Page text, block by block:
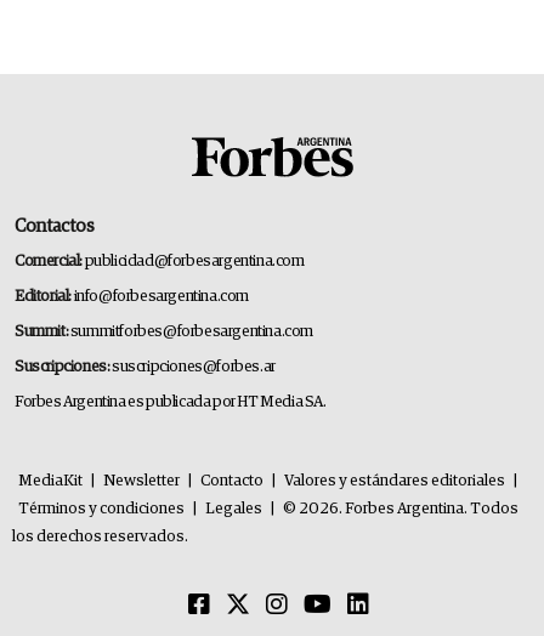
Contactos
Comercial:publicidad@forbesargentina.com
Editorial:info@forbesargentina.com
Summit:summitforbes@forbesargentina.com
Suscripciones:suscripciones@forbes.ar
Forbes Argentina es publicada por HT Media SA.
MediaKit Newsletter Contacto Valores y estándares editoriales
Términos y condiciones
Legales
© 2026. Forbes Argentina. Todos
los derechos reservados.